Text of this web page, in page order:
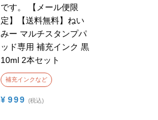
です。
【メール便限
定】【送料無料】ねい
みー マルチスタンプパ
ッド専用 補充インク 黒
10ml 2本セット
補充インクなど
¥ 999 税込